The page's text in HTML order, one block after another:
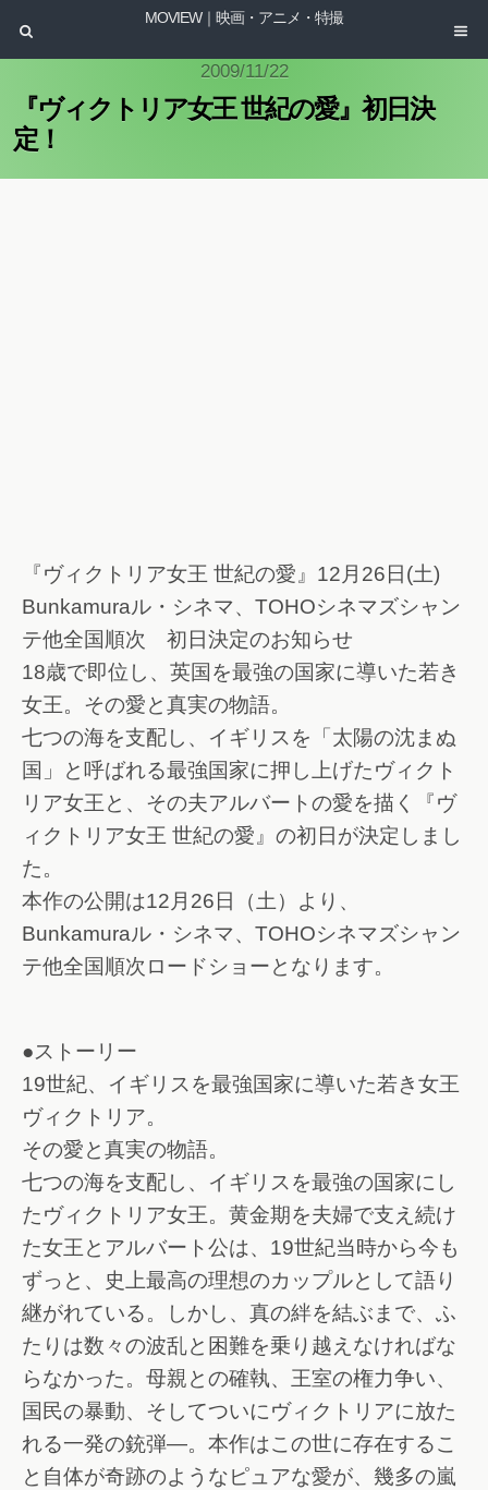
MOVIEW｜映画・アニメ・特撮
2009/11/22
『ヴィクトリア女王 世紀の愛』初日決
定！
『ヴィクトリア女王 世紀の愛』12月26日(土)
Bunkamuraル・シネマ、TOHOシネマズシャン
テ他全国順次 初日決定のお知らせ
18歳で即位し、英国を最強の国家に導いた若き
女王。その愛と真実の物語。
七つの海を支配し、イギリスを「太陽の沈まぬ
国」と呼ばれる最強国家に押し上げたヴィクト
リア女王と、その夫アルバートの愛を描く『ヴ
ィクトリア女王 世紀の愛』の初日が決定しまし
た。
本作の公開は12月26日（土）より、
Bunkamuraル・シネマ、TOHOシネマズシャン
テ他全国順次ロードショーとなります。
●ストーリー
19世紀、イギリスを最強国家に導いた若き女王
ヴィクトリア。
その愛と真実の物語。
七つの海を支配し、イギリスを最強の国家にし
たヴィクトリア女王。黄金期を夫婦で支え続け
た女王とアルバート公は、19世紀当時から今も
ずっと、史上最高の理想のカップルとして語り
継がれている。しかし、真の絆を結ぶまで、ふ
たりは数々の波乱と困難を乗り越えなければな
らなかった。母親との確執、王室の権力争い、
国民の暴動、そしてついにヴィクトリアに放た
れる一発の銃弾―。本作はこの世に存在するこ
と自体が奇跡のようなピュアな愛が、幾多の嵐